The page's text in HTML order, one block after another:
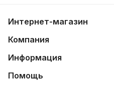
Интернет-магазин
Компания
Информация
Помощь